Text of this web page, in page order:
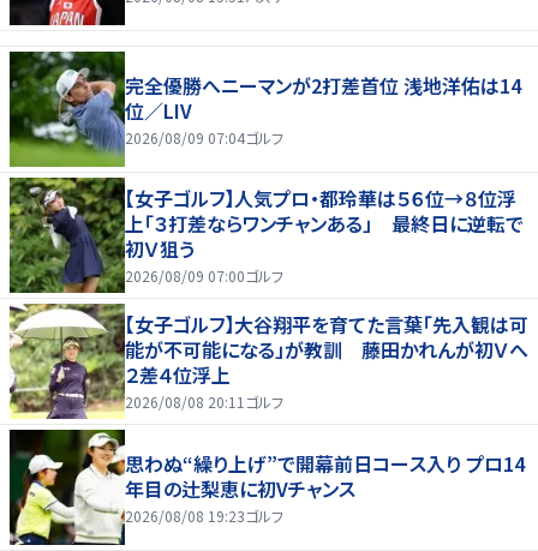
完全優勝へニーマンが2打差首位 浅地洋佑は14
位／LIV
2026/08/09 07:04ゴルフ
【女子ゴルフ】人気プロ・都玲華は５６位→８位浮
上「３打差ならワンチャンある」 最終日に逆転で
初Ｖ狙う
2026/08/09 07:00ゴルフ
【女子ゴルフ】大谷翔平を育てた言葉「先入観は可
能が不可能になる」が教訓 藤田かれんが初Ｖへ
２差４位浮上
2026/08/08 20:11 ゴルフ
思わぬ“繰り上げ”で開幕前日コース入り プロ14
年目の辻梨恵に初Vチャンス
2026/08/08 19:23ゴルフ